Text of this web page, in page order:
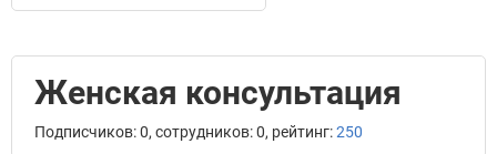
Женская консультация
Подписчиков: 0, сотрудников: 0, рейтинг:250